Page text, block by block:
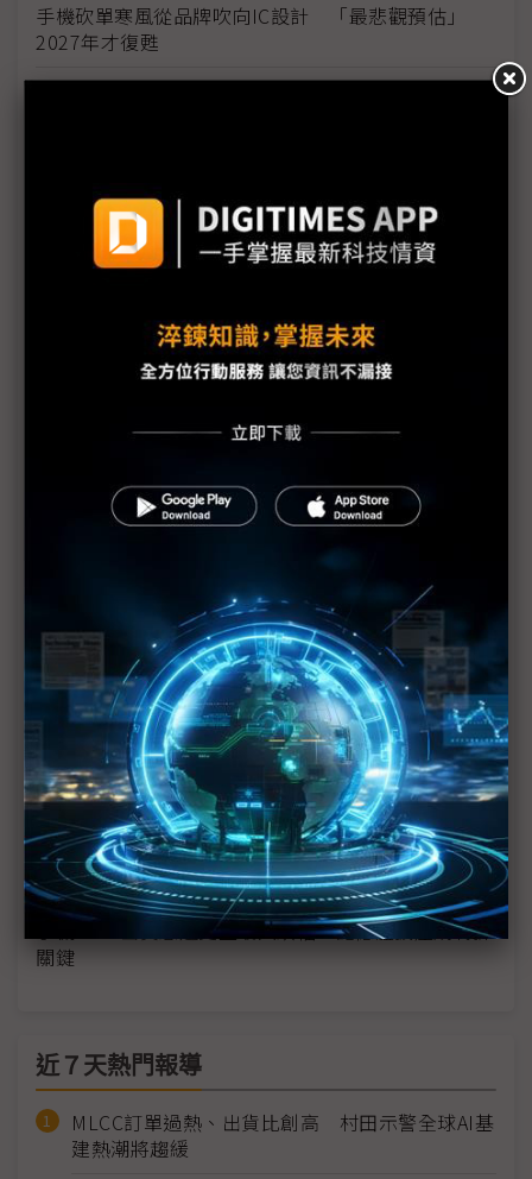
手機砍單寒風從品牌吹向IC設計 「最悲觀預估」
2027年才復甦
緩衝作用
上游飆漲衝擊手機銷售動能 蘋果iPhone定價牽動全
記憶體飆漲重創平價機種 2026年美國PC出貨量恐
科技1分鐘：各大研究機構看2026年PC/NB、手機出
PC全年出貨量預估再下探 晶片業坦言緊抓「高規
CPU供應缺口擴大英特爾、超微全面漲價 電腦硬體
成本迎新一波漲價潮
英特爾證實調漲OEM客戶CPU價格 AI需求引爆供應
日本PC市場2月出貨年減12.5% Windows 10換機潮
退去需求回落
扛不住記憶體價格壓力 Oppo、Vivo相繼宣布調漲
手機價格
手機2026出貨恐迎史上最大跌幅 記憶體擴產成轉折
關鍵
近７天熱門報導
MLCC訂單過熱、出貨比創高 村田示警全球AI基
建熱潮將趨緩